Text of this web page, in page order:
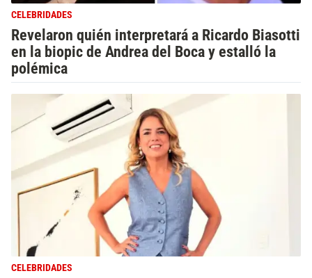
CELEBRIDADES
Revelaron quién interpretará a Ricardo Biasotti
en la biopic de Andrea del Boca y estalló la
polémica
CELEBRIDADES